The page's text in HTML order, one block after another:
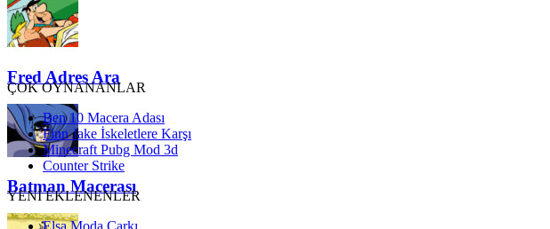
Fred Adres Ara
Batman Macerası
ÇOK OYNANANLAR
Ben 10 Macera Adası
Finn Jake İskeletlere Karşı
Minecraft Pubg Mod 3d
Counter Strike
YENİ EKLENENLER
Elsa Moda Çarkı